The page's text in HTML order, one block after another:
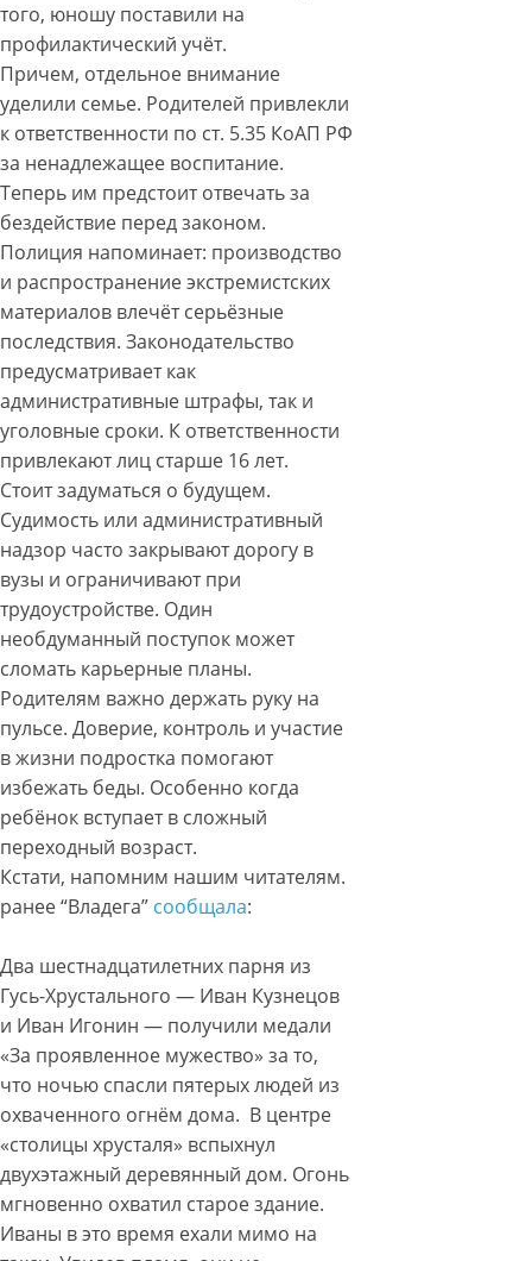
того, юношу поставили на
профилактический учёт.
Причем, отдельное внимание
уделили семье. Родителей привлекли
к ответственности по ст. 5.35 КоАП РФ
за ненадлежащее воспитание.
Теперь им предстоит отвечать за
бездействие перед законом.
Полиция напоминает: производство
и распространение экстремистских
материалов влечёт серьёзные
последствия. Законодательство
предусматривает как
административные штрафы, так и
уголовные сроки. К ответственности
привлекают лиц старше 16 лет.
Стоит задуматься о будущем.
Судимость или административный
надзор часто закрывают дорогу в
вузы и ограничивают при
трудоустройстве. Один
необдуманный поступок может
сломать карьерные планы.
Родителям важно держать руку на
пульсе. Доверие, контроль и участие
в жизни подростка помогают
избежать беды. Особенно когда
ребёнок вступает в сложный
переходный возраст.
Кстати, напомним нашим читателям.
ранее “Владега” сообщала:
Два шестнадцатилетних парня из
Гусь-Хрустального — Иван Кузнецов
и Иван Игонин — получили медали
«За проявленное мужество» за то,
что ночью спасли пятерых людей из
охваченного огнём дома. В центре
«столицы хрусталя» вспыхнул
двухэтажный деревянный дом. Огонь
мгновенно охватил старое здание.
Иваны в это время ехали мимо на